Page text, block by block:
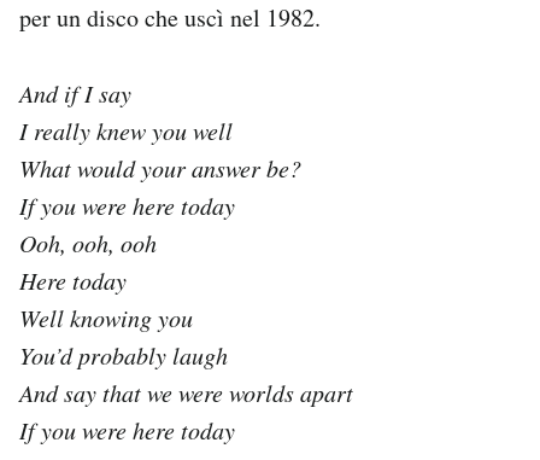
per un disco che uscì nel 1982.
And if I say
I really knew you well
What would your answer be?
If you were here today
Ooh, ooh, ooh
Here today
Well knowing you
You’d probably laugh
And say that we were worlds apart
If you were here today